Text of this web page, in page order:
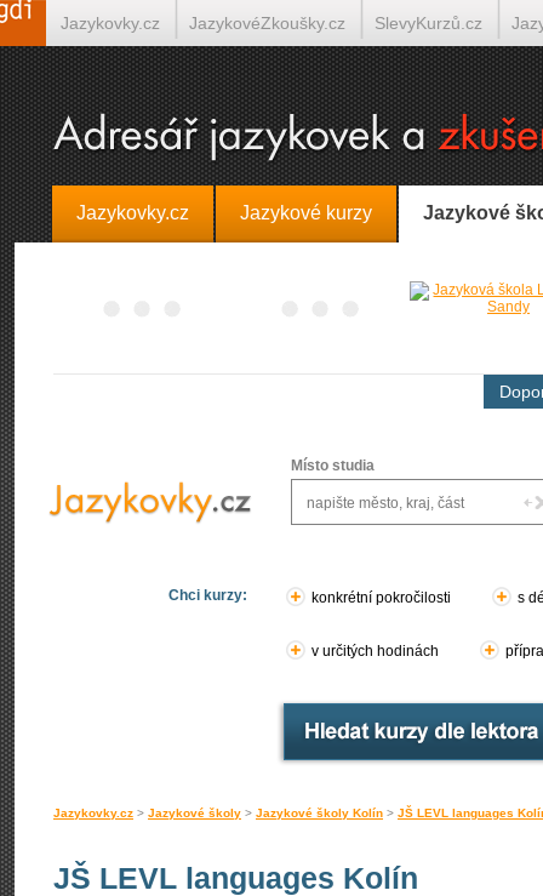
Jazykovky.cz Jazykové kurzy Jazykové
Místo studia
Chci kurzy: konkrétní pokročilosti s
v určitých hodinách
Jazykovky.cz > Jazykové školy > Jazykové školy Kolín > JŠ LEVL languages
JŠ LEVL languages Kolín
Jazykovky.cz JazykovéZkoušky.cz SlevyKurzů.cz
Španělština on-line Italština on-line Tlumočení-